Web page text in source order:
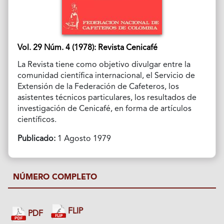
Vol. 29 Núm. 4 (1978): Revista Cenicafé
La Revista tiene como objetivo divulgar entre la
comunidad científica internacional, el Servicio de
Extensión de la Federación de Cafeteros, los
asistentes técnicos particulares, los resultados de
investigación de Cenicafé, en forma de artículos
científicos.
Publicado:1 Agosto 1979
NÚMERO COMPLETO
PDF FLIP